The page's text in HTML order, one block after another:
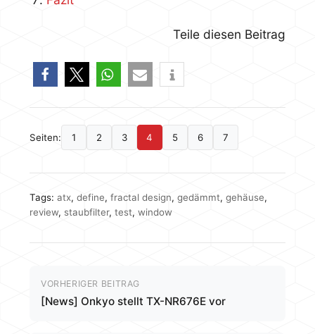
Teile diesen Beitrag
Seiten: 1 2 3 4 5 6 7
Tags: atx, define, fractal design, gedämmt, gehäuse,
review, staubfilter, test, window
VORHERIGER BEITRAG
[News] Onkyo stellt TX-NR676E vor